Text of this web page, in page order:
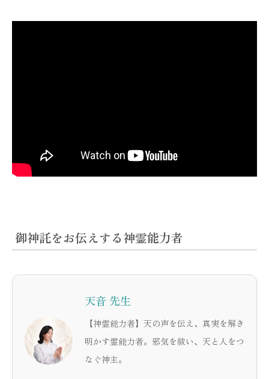
御神託をお伝えする神霊能力者
天音 先生
【神霊能力者】天の声を伝え、真実を解き
明かす霊能力者。邪気を祓い、天と人をつ
なぐ神主。